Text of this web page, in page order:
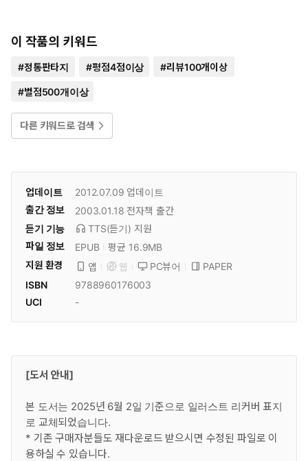
이 작품의 키워드
#정통판타지 #평점4점이상 #리뷰100개이상
#별점500개이상
다른 키워드로 검색
업데이트 2012.07.09 업데이트
출간 정보
2003.01.18 전자책 출간
듣기 기능
TTS(듣기) 지원
파일 정보
EPUB
평균 16.9MB
지원 환경
앱 웹 PC뷰어
PAPER
ISBN
9788960176003
UCI
-
[도서 안내]
본 도서는 2025년 6월 2일 기준으로 일러스트 리커버 표지
로 교체되었습니다.
* 기존 구매자분들도 재다운로드 받으시면 수정된 파일로 이
용하실 수 있습니다.